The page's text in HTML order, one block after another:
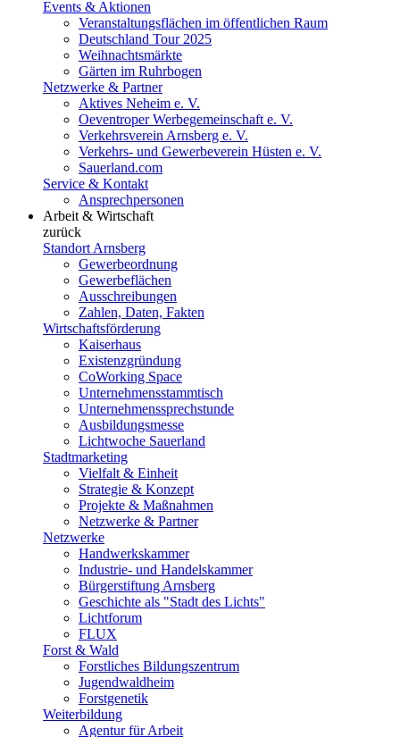
Events & Aktionen
Veranstaltungsflächen im öffentlichen Raum
Deutschland Tour 2025
Weihnachtsmärkte
Gärten im Ruhrbogen
Netzwerke & Partner
Aktives Neheim e. V.
Oeventroper Werbegemeinschaft e. V.
Verkehrsverein Arnsberg e. V.
Verkehrs- und Gewerbeverein Hüsten e. V.
Sauerland.com
Service & Kontakt
Ansprechpersonen
Arbeit & Wirtschaft
zurück
Standort Arnsberg
Gewerbeordnung
Gewerbeflächen
Ausschreibungen
Zahlen, Daten, Fakten
Wirtschaftsförderung
Kaiserhaus
Existenzgründung
CoWorking Space
Unternehmensstammtisch
Unternehmenssprechstunde
Ausbildungsmesse
Lichtwoche Sauerland
Stadtmarketing
Vielfalt & Einheit
Strategie & Konzept
Projekte & Maßnahmen
Netzwerke & Partner
Netzwerke
Handwerkskammer
Industrie- und Handelskammer
Bürgerstiftung Arnsberg
Geschichte als "Stadt des Lichts"
Lichtforum
FLUX
Forst & Wald
Forstliches Bildungszentrum
Jugendwaldheim
Forstgenetik
Weiterbildung
Agentur für Arbeit